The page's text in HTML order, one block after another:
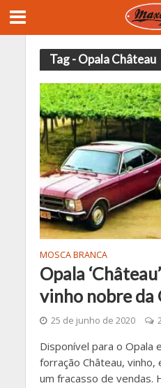
Tag - Opala Château
MOSCA BRANCA
Opala
vinho nobre da
25 de junho de 2020
Disponível para o Opala
forração Château,
um fracasso de vendas.